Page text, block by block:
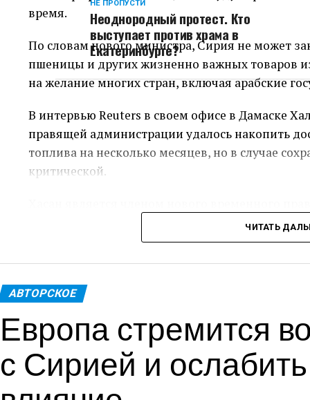
НЕ ПРОПУСТИ
Неоднородный протест. Кто
выступает против храма в
Екатеринбурге?
время.
По словам нового министра, Сирия не может
пшеницы и других жизненно важных товаров
на желание многих стран, включая арабские
В интервью Reuters в своем офисе в Дамаске
правящей администрации удалось накопить
топлива на несколько месяцев, но в случае
критической.
исламистской группировкой «Хайят Тахрир
Башара Асада 8 декабря, что стало
после 13 лет гражданской войны.
Санкции были введены в период правления
Россия и Иран, традиционные поставщики
прекратили поставки после того, как
Москву.
ЧИТАТЬ
АВТОРСКОЕ
Европа стремится
с Сирией и